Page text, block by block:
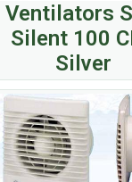
Ventilators
Silent 100
Silver